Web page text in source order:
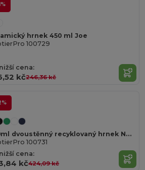
hrnek 450 ml Joe
100729
cena:
kč246,36 kč
400ml dvoustěnný recyklovaný hrnek Nordia
100731
cena:
kč424,09 kč